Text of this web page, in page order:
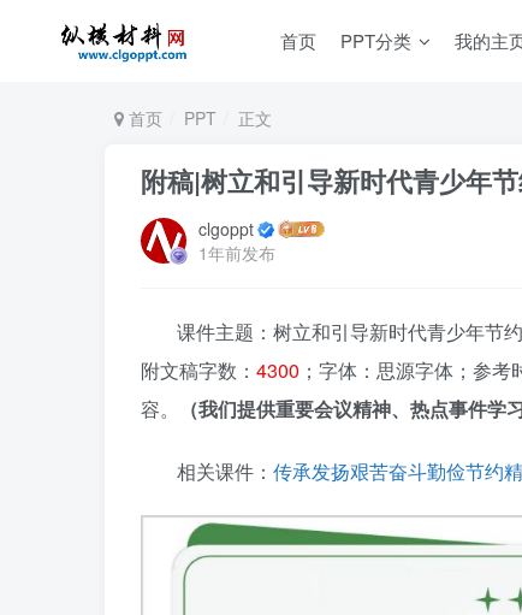
首页 PPT分类 我的主
首页 PPT 正文
附稿|树立和引导新时代青少年
clgoppt
1年前发布
课件主题：树立和引导新时代青少年节
附文稿字数： 4300 ；字体：思源字体；参
容。
（我们提供重要会议精神、热点事件
相关课件： 传承发扬艰苦奋斗勤俭节约